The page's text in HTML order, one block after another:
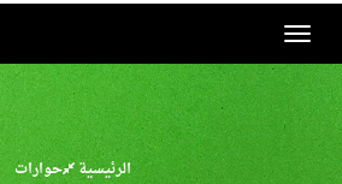
Toggle
navigation
الرئيسية حوارات